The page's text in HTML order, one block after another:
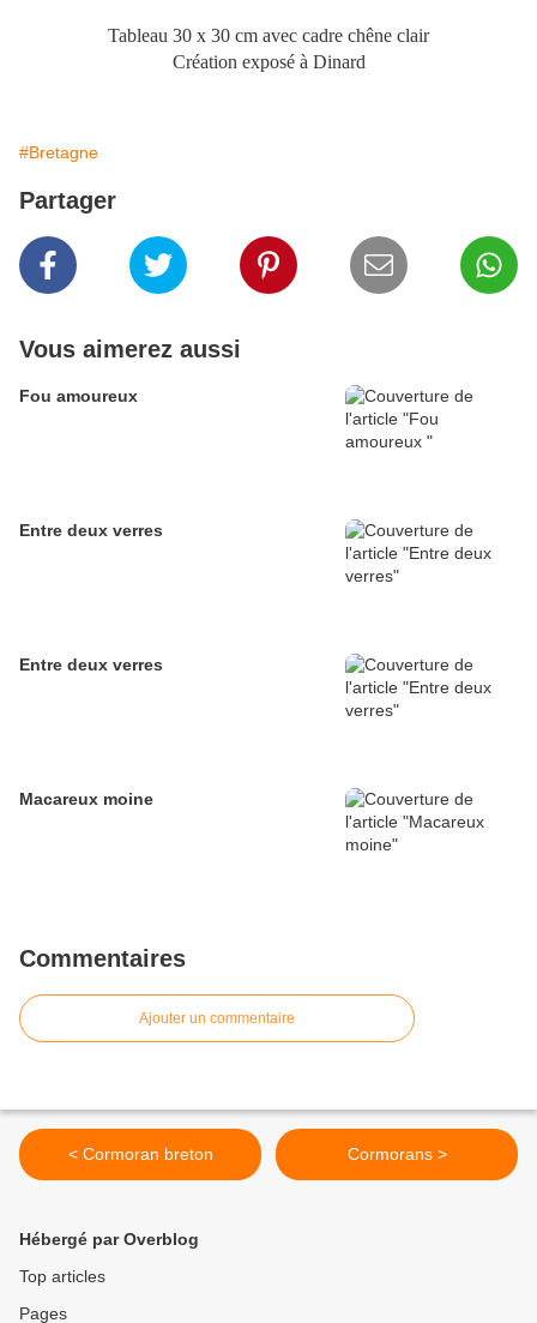
Tableau 30 x 30 cm avec cadre chêne clair
Création exposé à Dinard
#Bretagne
Partager
Vous aimerez aussi
Fou amoureux
Entre deux verres
Entre deux verres
Macareux moine
Commentaires
Ajouter un commentaire
< Cormoran breton Cormorans >
Hébergé par Overblog
Top articles
Pages